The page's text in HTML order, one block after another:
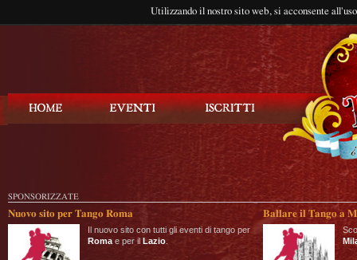
Utilizzando il nostro sito web, si acconsente
SPONSORIZZATE
Nuovo sito per Tango Roma
Il nuovo sito con tutti gli eventi di tango per
Roma e per il Lazio
Ballare il Tango a